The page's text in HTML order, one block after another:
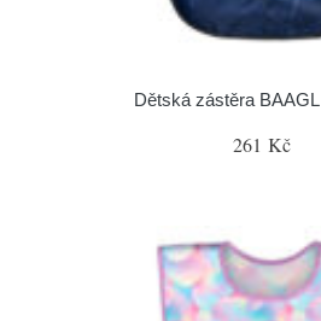
Dětská zástěra
261 Kč